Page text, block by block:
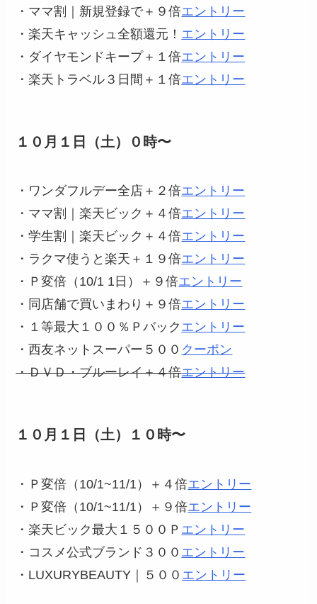
・ママ割｜新規登録で＋９倍エントリー
・楽天キャッシュ全額還元！ エントリー
・ダイヤモンドキープ＋１倍エントリー
・楽天トラベル３日間＋１倍エントリー
１０月１日（土）０時〜
・ワンダフルデー全店＋２倍エントリー
・ママ割｜楽天ビック＋４倍エントリー
・学生割｜楽天ビック＋４倍エントリー
・ラクマ使うと楽天＋１９倍エントリー
・Ｐ変倍（10/1 1日）＋９倍エントリー
・同店舗で買いまわり＋９倍エントリー
・１等最大１００％Ｐバック エントリー
・西友ネットスーパー５００ クーポン
・ＤＶＤ・ブルーレイ＋４倍エントリー
１０月１日（土）１０時〜
・Ｐ変倍（10/1~11/1）＋４倍エントリー
・Ｐ変倍（10/1~11/1）＋９倍エントリー
・楽天ビック最大１５００Ｐ エントリー
・コスメ公式ブランド３００ エントリー
・LUXURYBEAUTY｜５００ エントリー